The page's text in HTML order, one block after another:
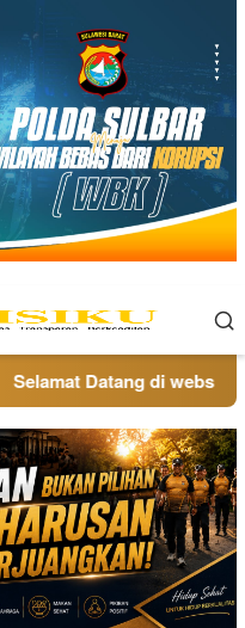
Selamat Datang di website